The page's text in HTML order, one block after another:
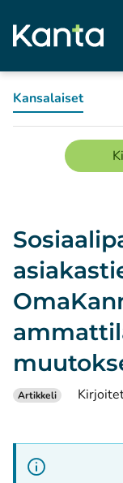
Kansalaiset
Artikkeli